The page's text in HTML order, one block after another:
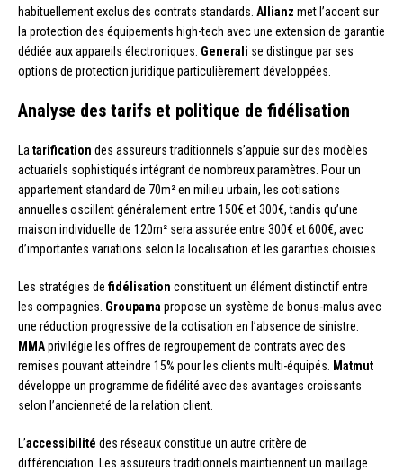
habituellement exclus des contrats standards. Allianz met l’accent sur
la protection des équipements high-tech avec une extension de garantie
dédiée aux appareils électroniques. Generali se distingue par ses
options de protection juridique particulièrement développées.
Analyse des tarifs et politique de fidélisation
La tarification des assureurs traditionnels s’appuie sur des modèles
actuariels sophistiqués intégrant de nombreux paramètres. Pour un
appartement standard de 70m² en milieu urbain, les cotisations
annuelles oscillent généralement entre 150€ et 300€, tandis qu’une
maison individuelle de 120m² sera assurée entre 300€ et 600€, avec
d’importantes variations selon la localisation et les garanties choisies.
Les stratégies de fidélisation constituent un élément distinctif entre
les compagnies. Groupama propose un système de bonus-malus avec
une réduction progressive de la cotisation en l’absence de sinistre.
MMAprivilégie les offres de regroupement de contrats avec des
remises pouvant atteindre 15% pour les clients multi-équipés.
Matmut
développe un programme de fidélité avec des avantages croissants
selon l’ancienneté de la relation client.
L’accessibilité des réseaux constitue un autre critère de
différenciation. Les assureurs traditionnels maintiennent un maillage